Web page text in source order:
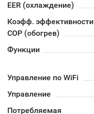
EER (охлаждение)
Коэфф. эффективности
COP (обогрев)
Функции
Управление по WiFi
Управление
Потребляемая